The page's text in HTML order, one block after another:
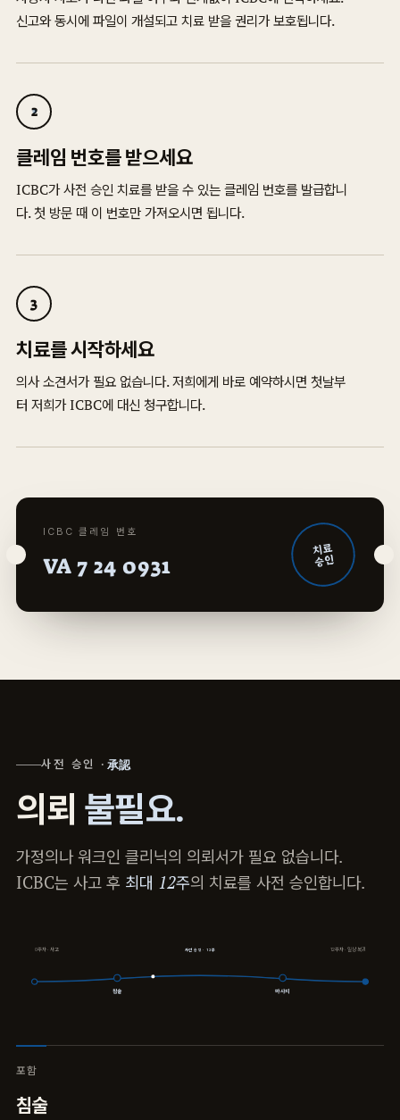
신고와 동시에 파일이 개설되고 치료 받을 권리가 보호됩니다.
2
클레임 번호를 받으세요
ICBC가 사전 승인 치료를 받을 수 있는 클레임 번호를 발급합니
다. 첫 방문 때 이 번호만 가져오시면 됩니다.
3
치료를 시작하세요
의사 소견서가 필요 없습니다. 저희에게 바로 예약하시면 첫날부
터 저희가 ICBC에 대신 청구합니다.
ICBC 클레임 번호
VA 7 24 0931
치료
승인
사전 승인 ·承認
의뢰 불필요.
가정의나 워크인 클리닉의 의뢰서가 필요 없습니다.
ICBC는 사고 후 최대 12주의 치료를 사전 승인합니다.
0주차 · 사고 12주차 · 일상 복귀
사전 승인 · 12주
침술 마사지
포함
침술